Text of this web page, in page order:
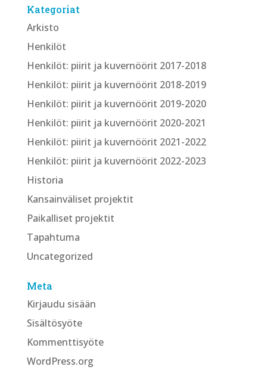
Kategoriat
Arkisto
Henkilöt
Henkilöt: piirit ja kuvernöörit 2017-2018
Henkilöt: piirit ja kuvernöörit 2018-2019
Henkilöt: piirit ja kuvernöörit 2019-2020
Henkilöt: piirit ja kuvernöörit 2020-2021
Henkilöt: piirit ja kuvernöörit 2021-2022
Henkilöt: piirit ja kuvernöörit 2022-2023
Historia
Kansainväliset projektit
Paikalliset projektit
Tapahtuma
Uncategorized
Meta
Kirjaudu sisään
Sisältösyöte
Kommenttisyöte
WordPress.org